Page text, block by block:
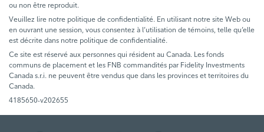
ou non être reproduit.
Veuillez lire notre politique de confidentialité. En utilisant notre site Web ou
en ouvrant une session, vous consentez à l’utilisation de témoins, telle qu’elle
est décrite dans notre politique de confidentialité.
Ce site est réservé aux personnes qui résident au Canada. Les fonds
communs de placement et les FNB commandités par Fidelity Investments
Canada s.r.i. ne peuvent être vendus que dans les provinces et territoires du
Canada.
4185650-v202655